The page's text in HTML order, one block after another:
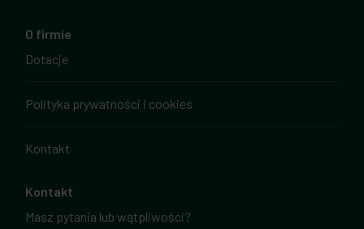
O firmie
Dotacje
Polityka prywatności i cookies
Kontakt
Kontakt
Masz pytania lub wątpliwości?